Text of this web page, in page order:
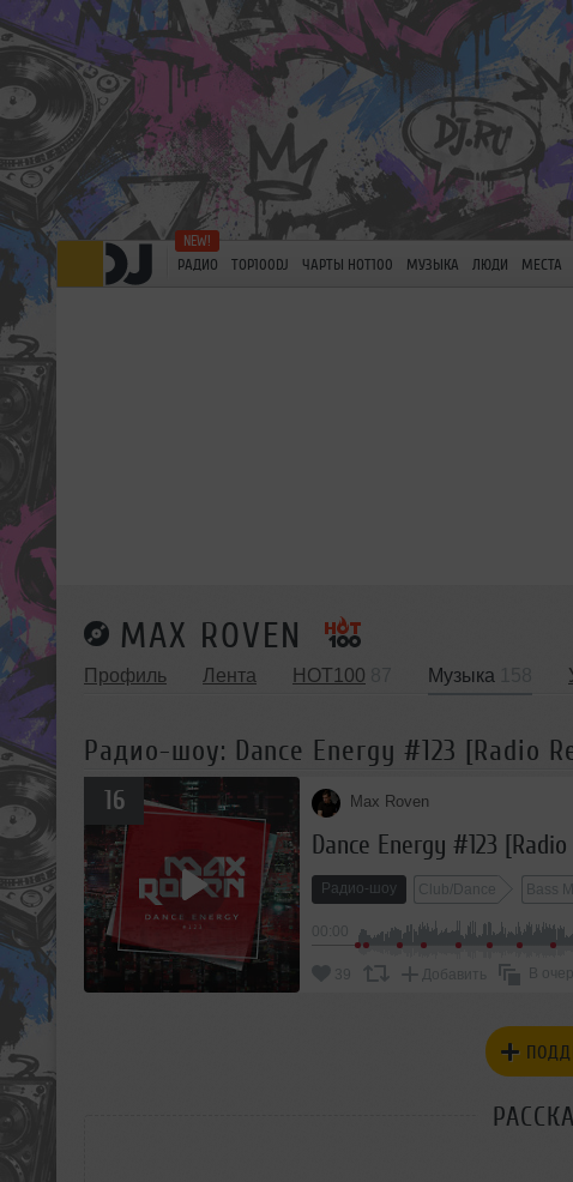
РАДИО TOP100DJ ЧАРТЫ HOT100 МУЗЫКА ЛЮДИ МЕСТА
MAX ROVEN
Профиль Лента HOT100 Музыка
Радио-шоу: Dance Energy #123 [Radio
16 Max Roven
Dance Energy #123
Радио-шоу Club/Dance Bass
39 Добавить В